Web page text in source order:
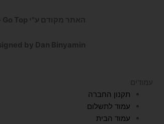
האתר מקודם ע"י Go Top –
by Dan Binyamin
עמודים
תקנון החברה
עמוד לתשלום
עמוד הבית